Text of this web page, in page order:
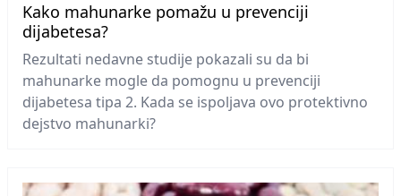
Kako mahunarke pomažu u prevenciji
dijabetesa?
Rezultati nedavne studije pokazali su da bi
mahunarke mogle da pomognu u prevenciji
dijabetesa tipa 2. Kada se ispoljava ovo protektivno
dejstvo mahunarki?